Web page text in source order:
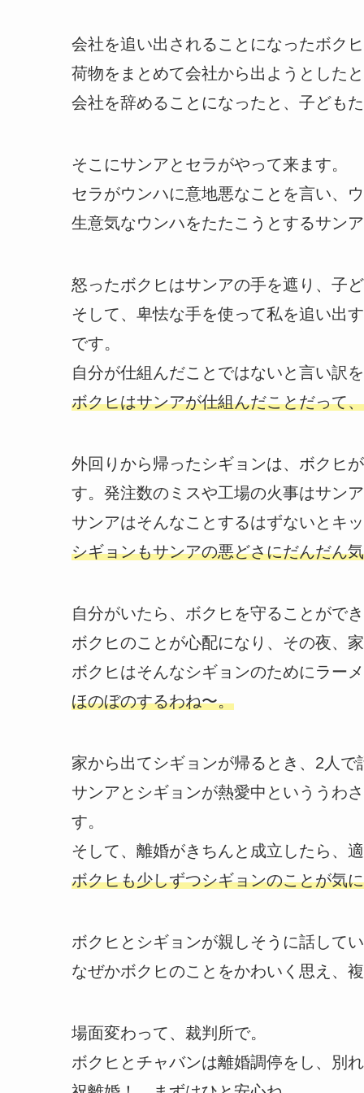
会社を追い出されることになったボク
荷物をまとめて会社から出ようとした
会社を辞めることになったと、子ども
そこにサンアとセラがやって来ます。
セラがウンハに意地悪なことを言い、
生意気なウンハをたたこうとするサン
怒ったボクヒはサンアの手を遮り、子
そして、卑怯な手を使って私を追い出
です。
自分が仕組んだことではないと言い訳
ボクヒはサンアが仕組んだことだって
外回りから帰ったシギョンは、ボクヒ
す。発注数のミスや工場の火事はサン
サンアはそんなことするはずないとキ
シギョンもサンアの悪どさにだんだん
自分がいたら、ボクヒを守ることがで
ボクヒのことが心配になり、その夜、
ボクヒはそんなシギョンのためにラー
ほのぼのするわね〜。
家から出てシギョンが帰るとき、2人
サンアとシギョンが熱愛中といううわ
す。
そして、離婚がきちんと成立したら、
ボクヒも少しずつシギョンのことが気
ボクヒとシギョンが親しそうに話して
なぜかボクヒのことをかわいく思え、
場面変わって、裁判所で。
ボクヒとチャバンは離婚調停をし、別